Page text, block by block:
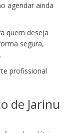
agendar ainda
quem deseja
segura,
profissional
de Jarinu